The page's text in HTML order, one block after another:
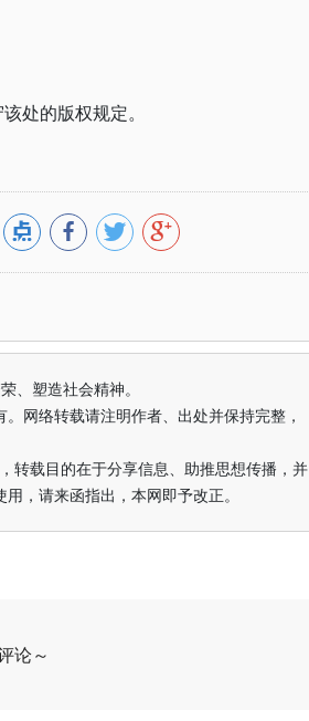
处的版权规定。
、塑造社会精神。
网络转载请注明作者、出处并保持完整，
转载目的在于分享信息、助推思想传播，并
，请来函指出，本网即予改正。
论～